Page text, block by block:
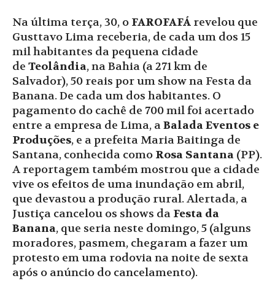
Na última terça, 30, o FAROFAFÁ revelou que
Gusttavo Lima receberia, de cada um dos 15
mil habitantes da pequena cidade
de Teolândia, na Bahia (a 271 km de
Salvador), 50 reais por um show na Festa da
Banana. De cada um dos habitantes. O
pagamento do cachê de 700 mil foi acertado
entre a empresa de Lima, aBalada Eventos e
Produções, e a prefeita Maria Baitinga de
Santana, conhecida como Rosa Santana (PP).
A reportagem também mostrou que a cidade
vive os efeitos de uma inundação em abril,
que devastou a produção rural. Alertada, a
Justiça cancelou os shows da Festa da
Banana, que seria neste domingo, 5 (alguns
moradores, pasmem, chegaram a fazer um
protesto em uma rodovia na noite de sexta
após o anúncio do cancelamento).